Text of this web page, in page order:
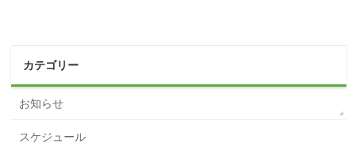
カテゴリー
お知らせ
スケジュール